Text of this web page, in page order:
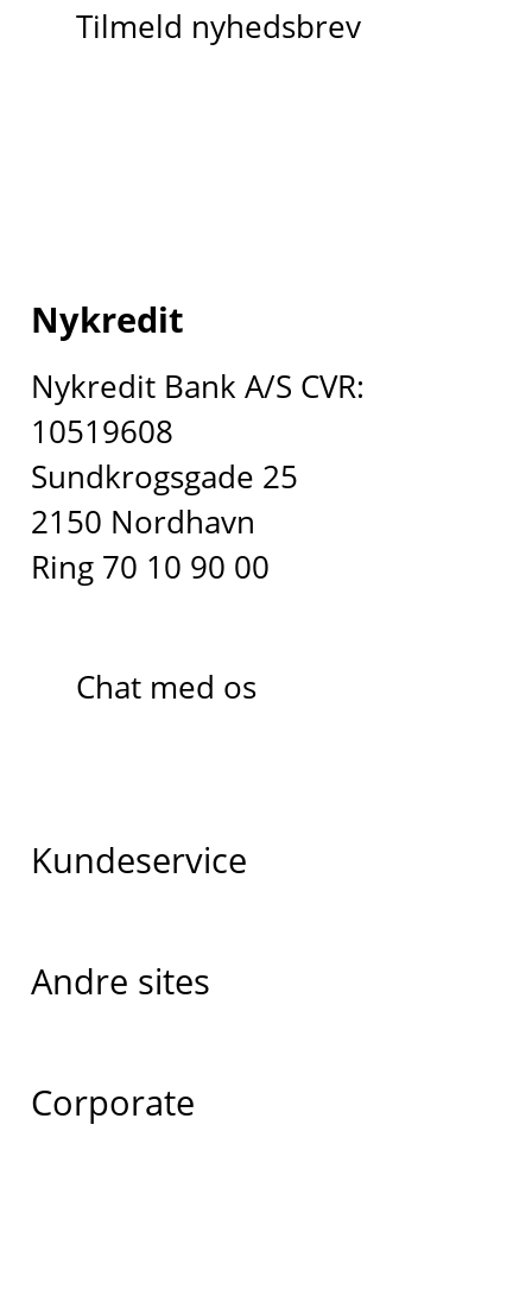
Tilmeld nyhedsbrev
Nykredit
Nykredit Bank A/S CVR:
10519608
Sundkrogsgade 25
2150 Nordhavn
Ring 70 10 90 00
Chat med os
Kundeservice
Andre sites
Corporate